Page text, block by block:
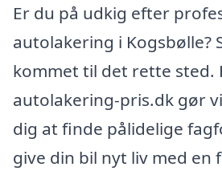
Er du på udkig efter
autolakering i Kogsbølle?
kommet til det rette sted.
autolakering-pris.dk gør
dig at finde pålidelige
give din bil nyt liv med en